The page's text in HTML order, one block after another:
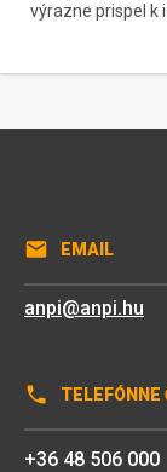
výrazne prispel k
EMAIL
anpi@anpi.hu
TELEFÓNNE
+36 48 506 000